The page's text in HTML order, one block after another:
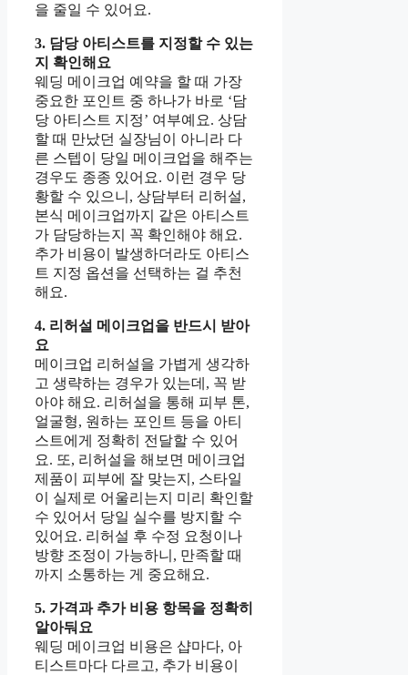
을 줄일 수 있어요.
3. 담당 아티스트를 지정할 수 있는
지 확인해요
웨딩 메이크업 예약을 할 때 가장
중요한 포인트 중 하나가 바로 ‘담
당 아티스트 지정’ 여부예요. 상담
할 때 만났던 실장님이 아니라 다
른 스텝이 당일 메이크업을 해주는
경우도 종종 있어요. 이런 경우 당
황할 수 있으니, 상담부터 리허설,
본식 메이크업까지 같은 아티스트
가 담당하는지 꼭 확인해야 해요.
추가 비용이 발생하더라도 아티스
트 지정 옵션을 선택하는 걸 추천
해요.
4. 리허설 메이크업을 반드시 받아
요
메이크업 리허설을 가볍게 생각하
고 생략하는 경우가 있는데, 꼭 받
아야 해요. 리허설을 통해 피부 톤,
얼굴형, 원하는 포인트 등을 아티
스트에게 정확히 전달할 수 있어
요. 또, 리허설을 해보면 메이크업
제품이 피부에 잘 맞는지, 스타일
이 실제로 어울리는지 미리 확인할
수 있어서 당일 실수를 방지할 수
있어요. 리허설 후 수정 요청이나
방향 조정이 가능하니, 만족할 때
까지 소통하는 게 중요해요.
5. 가격과 추가 비용 항목을 정확히
알아둬요
웨딩 메이크업 비용은 샵마다, 아
티스트마다 다르고, 추가 비용이